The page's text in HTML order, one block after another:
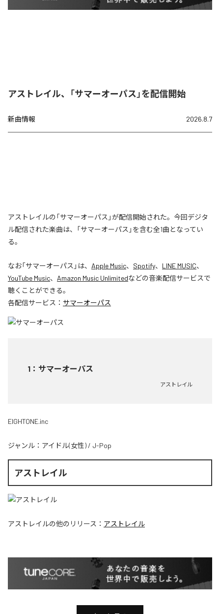
アストレイル、「サマーオーパス」を配信開始
新曲情報 2026.8.7
アストレイルの「サマーオーパス」が配信開始された。今回デジタ
ル配信された楽曲は、「サマーオーパス」を含む全1曲となってい
る。
なお「サマーオーパス 」は、 Apple Music、 Spotify、 LINE MUSIC、
YouTube Music、 Amazon Music Unlimitedなどの音楽配信サービスで
聴くことができる。
各配信サービス： サマーオーパス
1 ： サマーオーパス
アストレイル
EIGHTONE.inc
ジャンル： アイドル(女性) / J-Pop
アストレイル
アストレイルの他のリリース： アストレイル